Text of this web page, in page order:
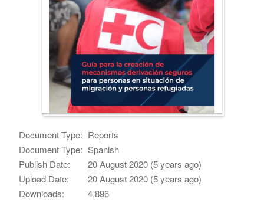
Document Type: Reports
Document Type: Spanish
Publish Date:
20 August 2020 (5 years ago)
Upload Date:
20 August 2020 (5 years ago)
Downloads:
4,896